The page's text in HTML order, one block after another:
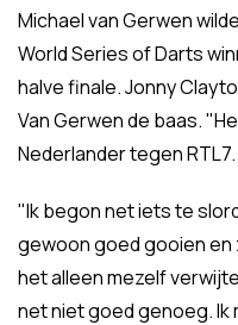
Michael van Gerwen
World Series of Darts
halve finale. Jonny
Van Gerwen de baas.
Nederlander tegen RTL7.
"Ik begon net iets te
gewoon goed gooien en
het alleen mezelf
net niet goed genoeg. Ik